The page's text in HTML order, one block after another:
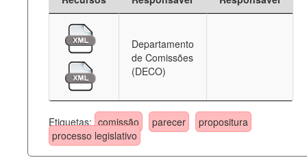
Departamento
de Comissões
(DECO)
Etiquetas: comissão parecer
propositura
processo legislativo